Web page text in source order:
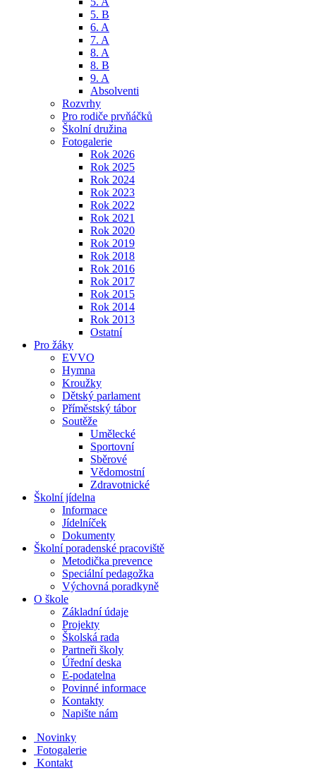
5. B
6. A
7. A
8. A
8. B
9. A
Absolventi
Rozvrhy
Pro rodiče prvňáčků
Školní družina
Fotogalerie
Rok 2026
Rok 2025
Rok 2024
Rok 2023
Rok 2022
Rok 2021
Rok 2020
Rok 2019
Rok 2018
Rok 2016
Rok 2017
Rok 2015
Rok 2014
Rok 2013
Ostatní
Pro žáky
EVVO
Hymna
Kroužky
Dětský parlament
Příměstský tábor
Soutěže
Umělecké
Sportovní
Sběrové
Vědomostní
Zdravotnické
Školní jídelna
Informace
Jídelníček
Dokumenty
Školní poradenské pracoviště
Metodička prevence
Speciální pedagožka
Výchovná poradkyně
O škole
Základní údaje
Projekty
Školská rada
Partneři školy
Úřední deska
E-podatelna
Povinné informace
Kontakty
Napište nám
Novinky
Fotogalerie
Kontakt